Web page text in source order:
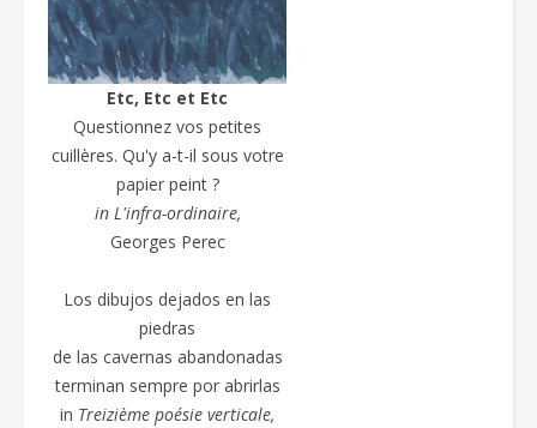
Etc, Etc et Etc
Questionnez vos petites
cuillères. Qu'y a-t-il sous votre
papier peint ?
in L'infra-ordinaire,
Georges Perec
Los dibujos dejados en las
piedras
de las cavernas abandonadas
terminan sempre por abrirlas
in Treizième poésie verticale,